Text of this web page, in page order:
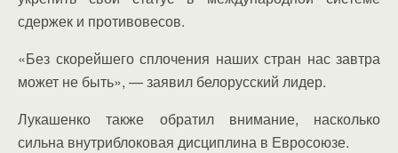
сдержек и противовесов.
«Без скорейшего сплочения наших стран нас завтра
может не быть», — заявил белорусский лидер.
Лукашенко также обратил внимание, насколько
сильна внутриблоковая дисциплина в Евросоюзе.